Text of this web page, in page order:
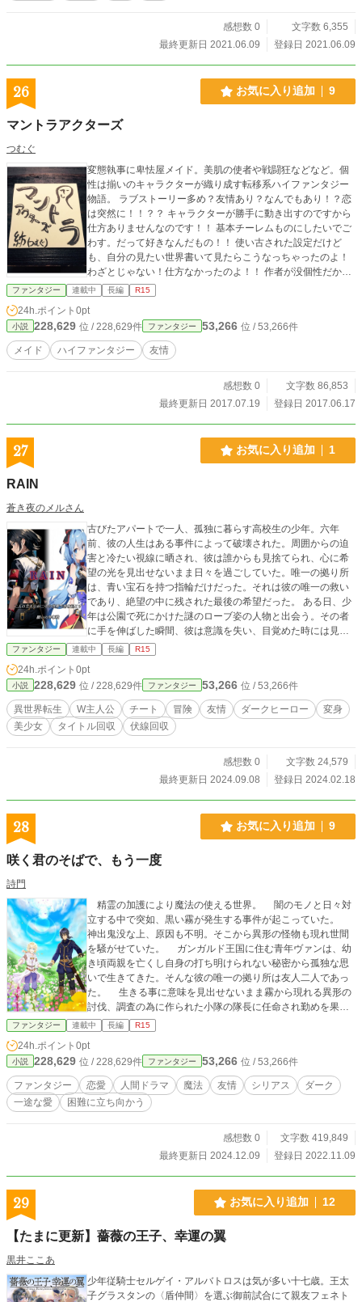
感想数 0
文字数 6,355
最終更新日 2021.06.09
登録日 2021.06.09
26 お気に入り追加 9
マントラアクターズ
つむぐ
変態執事に卑怯屋メイド。美肌の使者や戦闘狂などなど。個
性は揃いのキャラクターが織り成す転移系ハイファンタジー
物語。 ラブストーリー多め？友情あり？なんでもあり！？恋
は突然に！！？？ キャラクターが勝手に動き出すのですから
仕方ありませんなのです！！ 基本チーレムものにしたいでご
わす。だって好きなんだもの！！ 使い古された設定だけど
も、自分の見たい世界書いて見たらこうなっちゃったのよ！
わざとじゃない！仕方なかったのよ！！ 作者が没個性だから
こそ憧れる個性たちを世界に生み出します。 処女作品です
が、よろしくお願いします！！！ ※作者は豆腐メンタルで
す。生暖かいコメントだと順調に醸されますが、ヘイトされ
ると爆発する危険性があります。ゆっくり読んでいって
ね！！ ※その2 大体2日に１話を目処に出しています。遅筆で
申し訳ありません。
ファンタジー 連載中 長編 R15
24h.ポイント 0pt
小説 228,629 位 / 228,629件 ファンタジー 53,266 位 / 53,266件
メイド ハイファンタジー 友情
感想数 0
文字数 86,853
最終更新日 2017.07.19
登録日 2017.06.17
27 お気に入り追加 1
RAIN
蒼き夜のメルさん
古びたアパートで一人、孤独に暮らす高校生の少年。六年
前、彼の人生はある事件によって破壊された。周囲からの迫
害と冷たい視線に晒され、彼は誰からも見捨てられ、心に希
望の光を見出せないまま日々を過ごしていた。唯一の拠り所
は、青い宝石を持つ指輪だけだった。それは彼の唯一の救い
であり、絶望の中に残された最後の希望だった。 ある日、少
年は公園で死にかけた謎のローブ姿の人物と出会う。その者
に手を伸ばした瞬間、彼は意識を失い、目覚めた時には見知
らぬ世界に放り込まれていた。その世界で待ち受けていたの
は、恐怖と絶望の象徴であるデストロイヤーだった。 デスト
ロイヤーは人間の願いを餌にして生きる怪物であり、彼の心
の奥底に眠る絶望を餌に襲いかかる。彼が必死に逃げる中、
青い髪の謎の少女レイが現れる。だが彼女の登場は救いでは
なかった。レイと共に進む道は、さらなる恐怖と謎に満ちて
おり、少年の心はさらに追い詰められていく。彼が選ばれた
は深い絶望に飲み込まれていくのだった。 少年は何故未知の
世界にやって来たのか。レイとは何者なのか。デストロイヤ
ファンタジー 連載中 長編 R15
24h.ポイント 0pt
小説 228,629 位 / 228,629件 ファンタジー 53,266 位 / 53,266件
異世界転生 W主人公 チート 冒険 友情 ダークヒーロー
変身
美少女
タイトル回収 伏線回収
感想数 0
文字数 24,579
最終更新日 2024.09.08
登録日 2024.02.18
28 お気に入り追加 9
咲く君のそばで、もう一度
詩門
精霊の加護により魔法の使える世界。 闇のモノと日々対
立する中で突如、黒い霧が発生する事件が起こっていた。
神出鬼没な上、原因も不明。そこから異形の怪物も現れ世間
を騒がせていた。 ガンガルド王国に住む青年ヴァンは、幼
き頃両親を亡くし自身の打ち明けられない秘密から孤独な思
いで生きてきた。そんな彼の唯一の拠り所は友人二人であっ
た。 生きる事に意味を見出せないまま霧から現れる異形の
討伐、調査の為に作られた小隊の隊長に任命され勤めを果た
している。 原因究明の先、一人の騎士と出会うことにな
る。その出会いが彼の運命を大きく変える。 ファリュウス
神聖国で騎士長を務める一人の騎士アドニール。自身の力に
より国で崇められる存在のアドニールは、訳あって男と偽っ
ていた。そんな彼女には一つ楽しみにしている事があった。
それは一人の青年にいつか会う事。その思いが叶った時、彼
女の運命も大きく変わる。 二人の思いと運命が交差する愛
意下さい。 ※◆がついている話は挿絵が載ってます。
ファンタジー 連載中 長編 R15
24h.ポイント 0pt
小説 228,629 位 / 228,629件 ファンタジー 53,266 位 / 53,266件
ファンタジー 恋愛 人間ドラマ 魔法 友情 シリアス
ダーク
一途な愛
困難に立ち向かう
感想数 0
文字数 419,849
最終更新日 2024.12.09
登録日 2022.11.09
29 お気に入り追加 12
【たまに更新】薔薇の王子、幸運の翼
黒井ここあ
少年従騎士セルゲイ・アルバトロスは気が多い十七歳。王太
子グラスタンの〈盾仲間〉を選ぶ御前試合にて親友フェネト